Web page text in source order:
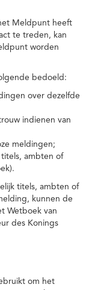
Meldpunt heeft
te treden, kan
worden
bedoeld:
over dezelfde
indienen van
meldingen;
ambten of
titels, ambten of
kunnen de
Wetboek van
des Konings
om het